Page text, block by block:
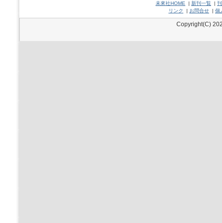
未來社HOME | 新刊一覧 |
リンク
| お問合せ | 個
Copyright(C)